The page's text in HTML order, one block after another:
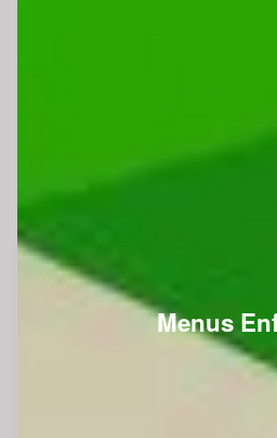
Menus